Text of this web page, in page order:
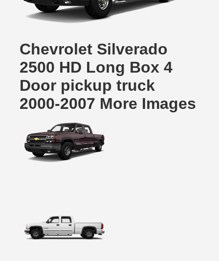
Chevrolet Silverado
2500 HD Long Box 4
Door pickup truck
2000-2007 More Images